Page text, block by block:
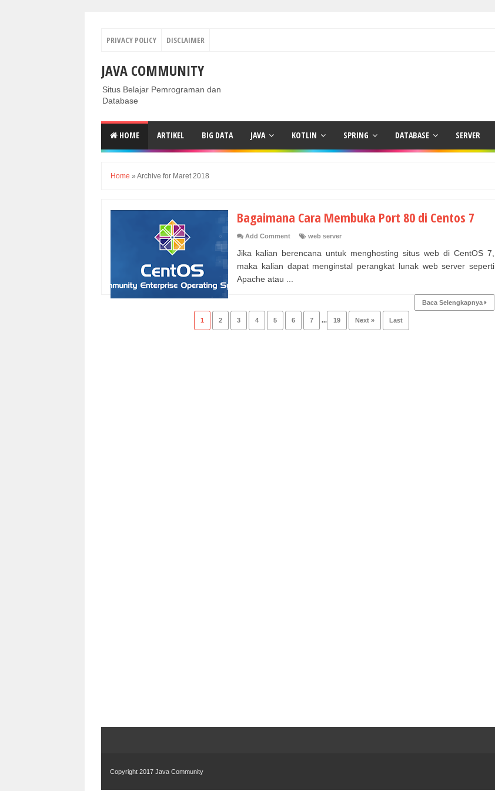
PRIVACY POLICY DISCLAIMER
JAVA COMMUNITY
Situs Belajar Pemrograman dan
Database
HOME ARTIKEL BIG DATA JAVA KOTLIN SPRING DATABASE SERVER
Home » Archive for Maret 2018
Bagaimana Cara Membuka Port 80 di Centos 7
Add Comment web server
Jika kalian berencana untuk menghosting situs web di CentOS 7,
maka kalian dapat menginstal perangkat lunak web server seperti
Apache atau ...
Baca Selengkapnya
1 2 3 4 5 6 7 ... 19 Next » Last
Copyright 2017 Java Community